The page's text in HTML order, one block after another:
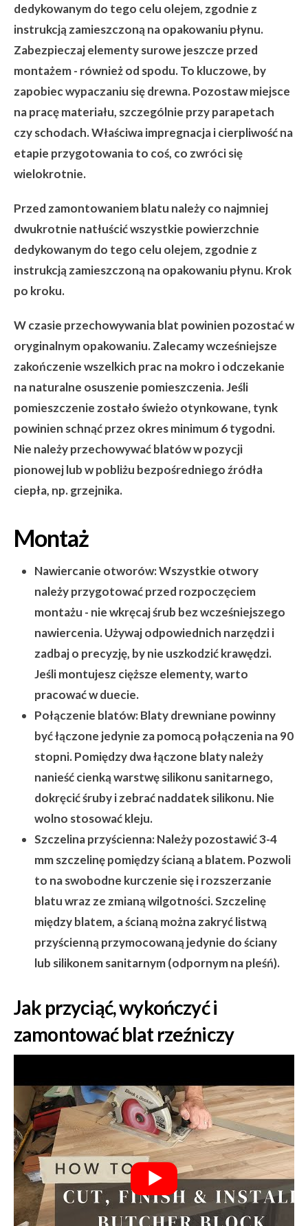
dedykowanym do tego celu olejem, zgodnie z
instrukcją zamieszczoną na opakowaniu płynu.
Zabezpieczaj elementy surowe jeszcze przed
montażem - również od spodu. To kluczowe, by
zapobiec wypaczaniu się drewna. Pozostaw miejsce
na pracę materiału, szczególnie przy parapetach
czy schodach. Właściwa impregnacja i cierpliwość na
etapie przygotowania to coś, co zwróci się
wielokrotnie.
Przed zamontowaniem blatu należy co najmniej
dwukrotnie natłuścić wszystkie powierzchnie
dedykowanym do tego celu olejem, zgodnie z
instrukcją zamieszczoną na opakowaniu płynu. Krok
po kroku.
W czasie przechowywania blat powinien pozostać w
oryginalnym opakowaniu. Zalecamy wcześniejsze
zakończenie wszelkich prac na mokro i odczekanie
na naturalne osuszenie pomieszczenia. Jeśli
pomieszczenie zostało świeżo otynkowane, tynk
powinien schnąć przez okres minimum 6 tygodni.
Nie należy przechowywać blatów w pozycji
pionowej lub w pobliżu bezpośredniego źródła
ciepła, np. grzejnika.
Montaż
Nawiercanie otworów:Wszystkie otwory
należy przygotować przed rozpoczęciem
montażu - nie wkręcaj śrub bez wcześniejszego
nawiercenia. Używaj odpowiednich narzędzi i
zadbaj o precyzję, by nie uszkodzić krawędzi.
Jeśli montujesz cięższe elementy, warto
pracować w duecie.
Połączenie blatów:Blaty drewniane powinny
być łączone jedynie za pomocą połączenia na 90
stopni. Pomiędzy dwa łączone blaty należy
nanieść cienką warstwę silikonu sanitarnego,
dokręcić śruby i zebrać naddatek silikonu. Nie
wolno stosować kleju.
Szczelina przyścienna:Należy pozostawić 3-4
mm szczelinę pomiędzy ścianą a blatem. Pozwoli
to na swobodne kurczenie się i rozszerzanie
blatu wraz ze zmianą wilgotności. Szczelinę
między blatem, a ścianą można zakryć listwą
przyścienną przymocowaną jedynie do ściany
lub silikonem sanitarnym (odpornym na pleśń).
Jak przyciąć, wykończyć i
zamontować blat rzeźniczy